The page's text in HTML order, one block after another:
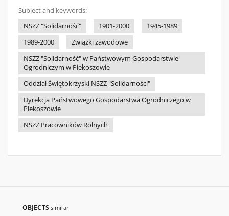
Subject and keywords:
NSZZ "Solidarność"
1901-2000
1945-1989
1989-2000
Związki zawodowe
NSZZ "Solidarność" w Państwowym Gospodarstwie
Ogrodniczym w Piekoszowie
Oddział Świętokrzyski NSZZ "Solidarności"
Dyrekcja Państwowego Gospodarstwa Ogrodniczego w
Piekoszowie
NSZZ Pracowników Rolnych
OBJECTS similar